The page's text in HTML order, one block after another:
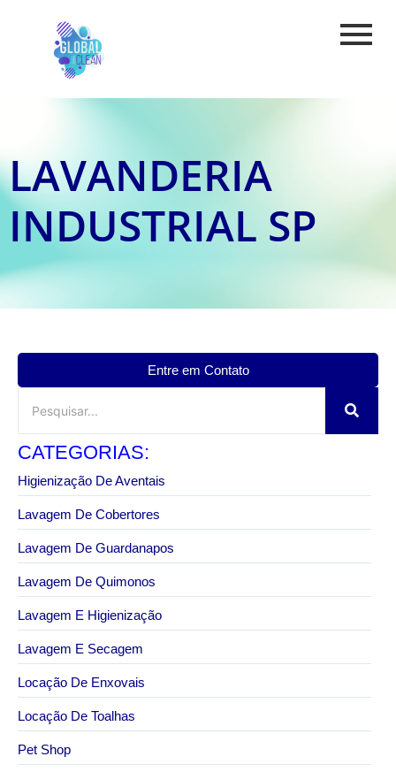
LAVANDERIA
INDUSTRIAL SP
Entre em Contato
CATEGORIAS:
Higienização De Aventais
Lavagem De Cobertores
Lavagem De Guardanapos
Lavagem De Quimonos
Lavagem E Higienização
Lavagem E Secagem
Locação De Enxovais
Locação De Toalhas
Pet Shop